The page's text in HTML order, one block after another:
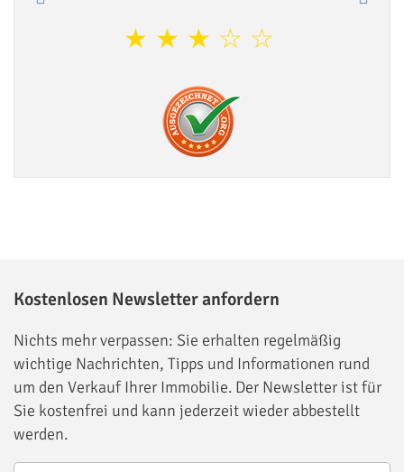
☆
☆
★
★
★
Kostenlosen Newsletter anfordern
Nichts mehr verpassen: Sie erhalten regelmäßig
wichtige Nachrichten, Tipps und Informationen rund
um den Verkauf Ihrer Immobilie. Der Newsletter ist für
Sie kostenfrei und kann jederzeit wieder abbestellt
werden.